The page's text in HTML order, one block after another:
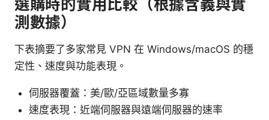
選購時的實用比較（根據含義與實
測數據）
下表摘要了多家常見 VPN 在 Windows/macOS 的穩
定性、速度與功能表現。
伺服器覆蓋：美/歐/亞區域數量多寡
速度表現：近端伺服器與遠端伺服器的速率